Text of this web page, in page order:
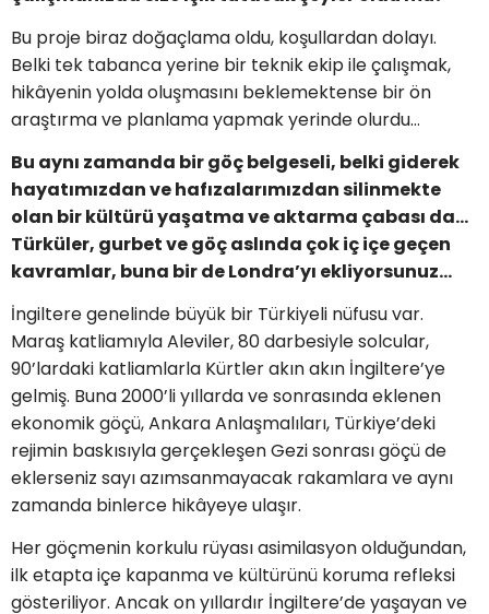
Bu proje biraz doğaçlama oldu, koşullardan dolayı.
Belki tek tabanca yerine bir teknik ekip ile çalışmak,
hikâyenin yolda oluşmasını beklemektense bir ön
araştırma ve planlama yapmak yerinde olurdu…
Bu aynı zamanda bir göç belgeseli, belki giderek
hayatımızdan ve hafızalarımızdan silinmekte
olan bir kültürü yaşatma ve aktarma çabası da…
Türküler, gurbet ve göç aslında çok iç içe geçen
kavramlar, buna bir de Londra’yı ekliyorsunuz…
İngiltere genelinde büyük bir Türkiyeli nüfusu var.
Maraş katliamıyla Aleviler, 80 darbesiyle solcular,
90’lardaki katliamlarla Kürtler akın akın İngiltere’ye
gelmiş. Buna 2000’li yıllarda ve sonrasında eklenen
ekonomik göçü, Ankara Anlaşmalıları, Türkiye’deki
rejimin baskısıyla gerçekleşen Gezi sonrası göçü de
eklerseniz sayı azımsanmayacak rakamlara ve aynı
zamanda binlerce hikâyeye ulaşır.
Her göçmenin korkulu rüyası asimilasyon olduğundan,
ilk etapta içe kapanma ve kültürünü koruma refleksi
gösteriliyor. Ancak on yıllardır İngiltere’de yaşayan ve